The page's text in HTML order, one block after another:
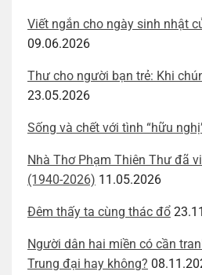
Viết ngắn cho ngày sinh nhật
09.06.2026
Thư cho người bạn trẻ: Khi
23.05.2026
Sống và chết với tình “hữu
Nhà Thơ Phạm Thiên Thư đã
(1940-2026) 11.05.2026
Đêm thấy ta cùng thác đổ
Người dân hai miền có cần
Trung đại hay không?